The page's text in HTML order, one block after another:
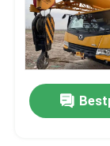
Gebrauchte
Gebrauchte